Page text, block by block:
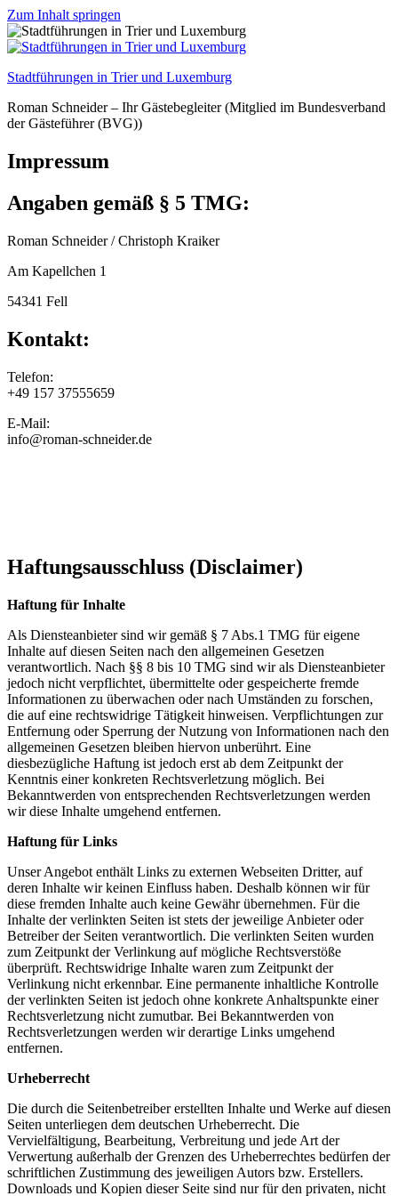
Zum Inhalt springen
Stadtführungen in Trier und Luxemburg
Roman Schneider – Ihr Gästebegleiter (Mitglied im Bundesverband
der Gästeführer (BVG))
Impressum
Angaben gemäß § 5 TMG:
Roman Schneider / Christoph Kraiker
Am Kapellchen 1
54341 Fell
Kontakt:
Telefon:
+49 157 37555659
E-Mail:
info@roman-schneider.de
Haftungsausschluss (Disclaimer)
Haftung für Inhalte
Als Diensteanbieter sind wir gemäß § 7 Abs.1 TMG für eigene
Inhalte auf diesen Seiten nach den allgemeinen Gesetzen
verantwortlich. Nach §§ 8 bis 10 TMG sind wir als Diensteanbieter
jedoch nicht verpflichtet, übermittelte oder gespeicherte fremde
Informationen zu überwachen oder nach Umständen zu forschen,
die auf eine rechtswidrige Tätigkeit hinweisen. Verpflichtungen zur
Entfernung oder Sperrung der Nutzung von Informationen nach den
allgemeinen Gesetzen bleiben hiervon unberührt. Eine
diesbezügliche Haftung ist jedoch erst ab dem Zeitpunkt der
Kenntnis einer konkreten Rechtsverletzung möglich. Bei
Bekanntwerden von entsprechenden Rechtsverletzungen werden
wir diese Inhalte umgehend entfernen.
Haftung für Links
Unser Angebot enthält Links zu externen Webseiten Dritter, auf
deren Inhalte wir keinen Einfluss haben. Deshalb können wir für
diese fremden Inhalte auch keine Gewähr übernehmen. Für die
Inhalte der verlinkten Seiten ist stets der jeweilige Anbieter oder
Betreiber der Seiten verantwortlich. Die verlinkten Seiten wurden
zum Zeitpunkt der Verlinkung auf mögliche Rechtsverstöße
überprüft. Rechtswidrige Inhalte waren zum Zeitpunkt der
Verlinkung nicht erkennbar. Eine permanente inhaltliche Kontrolle
der verlinkten Seiten ist jedoch ohne konkrete Anhaltspunkte einer
Rechtsverletzung nicht zumutbar. Bei Bekanntwerden von
Rechtsverletzungen werden wir derartige Links umgehend
entfernen.
Urheberrecht
Die durch die Seitenbetreiber erstellten Inhalte und Werke auf diesen
Seiten unterliegen dem deutschen Urheberrecht. Die
Vervielfältigung, Bearbeitung, Verbreitung und jede Art der
Verwertung außerhalb der Grenzen des Urheberrechtes bedürfen der
schriftlichen Zustimmung des jeweiligen Autors bzw. Erstellers.
Downloads und Kopien dieser Seite sind nur für den privaten, nicht